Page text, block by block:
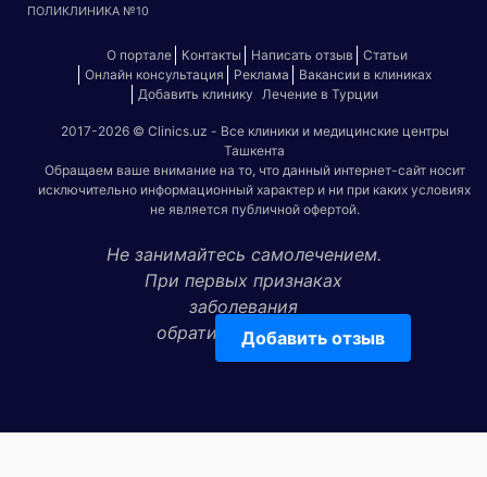
Добавить отзыв
ПОЛИКЛИНИКА №10
О портале Контакты Написать отзыв
Статьи
Онлайн консультация
Реклама
Вакансии в клиниках
Добавить клинику
Лечение в Турции
2017-2026 © Clinics.uz - Все клиники и медицинские центры
Ташкента
Обращаем ваше внимание на то, что данный интернет-сайт носит
исключительно информационный характер и ни при каких условиях
не является публичной офертой.
Не занимайтесь самолечением.
При первых признаках
заболевания
обратитесь к врачу!